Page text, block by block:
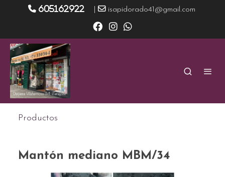
605162922 isapidorado41@gmail.com
Productos
Mantón mediano MBM/34